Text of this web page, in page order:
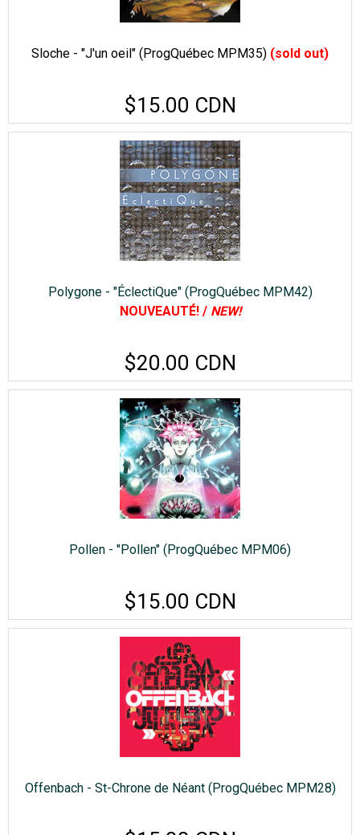
Sloche - "J'un oeil" (ProgQuébec MPM35) (sold out)
$15.00 CDN
Polygone - "ÉclectiQue" (ProgQuébec MPM42)
NOUVEAUTÉ! / NEW!
$20.00 CDN
Pollen - "Pollen" (ProgQuébec MPM06)
$15.00 CDN
Offenbach - St-Chrone de Néant (ProgQuébec MPM28)